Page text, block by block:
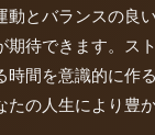
動とバランスの良
期待できます。ス
時間を意識的に作
たの人生により豊